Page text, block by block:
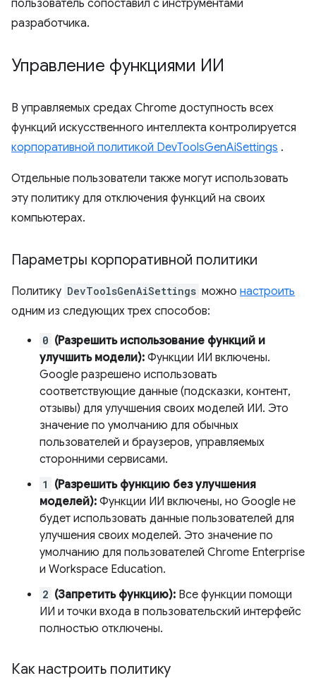
пользователь сопоставил с инструментами
разработчика.
Управление функциями ИИ
В управляемых средах Chrome доступность всех
функций искусственного интеллекта контролируется
корпоративной политикой DevToolsGenAiSettings .
Отдельные пользователи также могут использовать
эту политику для отключения функций на своих
компьютерах.
Параметры корпоративной политики
Политику DevToolsGenAiSettings можно настроить
одним из следующих трех способов:
0 (Разрешить использование функций и
улучшить модели): Функции ИИ включены.
Google разрешено использовать
соответствующие данные (подсказки, контент,
отзывы) для улучшения своих моделей ИИ. Это
значение по умолчанию для обычных
пользователей и браузеров, управляемых
сторонними сервисами.
1
(Разрешить функцию без улучшения
моделей): Функции ИИ включены, но Google не
будет использовать данные пользователей для
улучшения своих моделей. Это значение по
умолчанию для пользователей Chrome Enterprise
и Workspace Education.
2 (Запретить функцию): Все функции помощи
ИИ и точки входа в пользовательский интерфейс
полностью отключены.
Как настроить политику